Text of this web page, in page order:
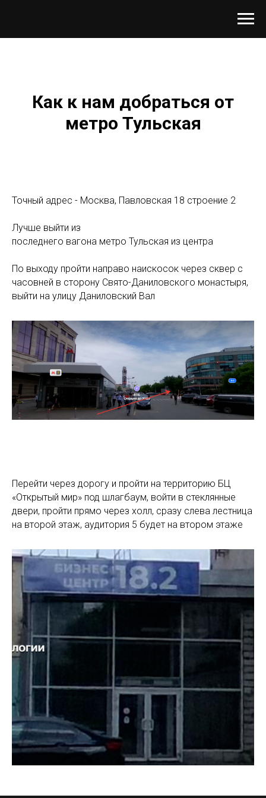
Как к нам добраться от
метро Тульская
Точный адрес - Москва, Павловская 18 строение 2
Лучше выйти из
последнего вагона метро Тульская из центра
По выходу пройти направо наискосок через сквер с
часовней в сторону Свято-Даниловского монастыря,
выйти на улицу Даниловский Вал
Перейти через дорогу и пройти на территорию БЦ
«Открытый мир» под шлагбаум, войти в стеклянные
двери, пройти прямо через холл, сразу слева лестница
на второй этаж, аудитория 5 будет на втором этаже